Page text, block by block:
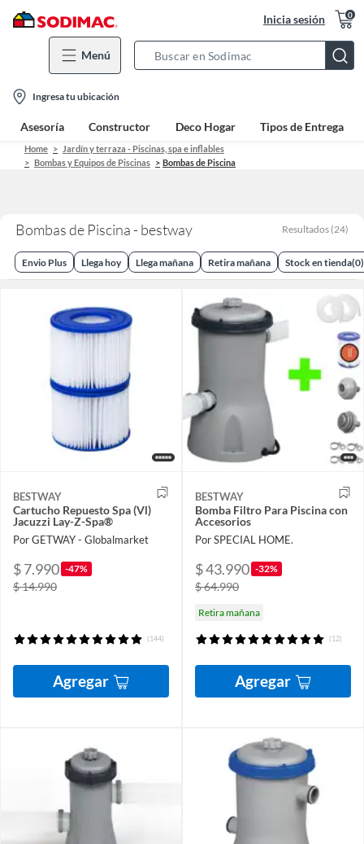
Inicia sesión 0
Menú
Bar
location-
icon
Ingresa tu ubicación
Asesoría Constructor Deco Hogar Tipos de Entrega
Home
Jardín y terraza - Piscinas, spa e inflables
Bombas y Equipos de Piscinas
Bombas de Piscina
Bombas de Piscina - bestway Resultados (24)
Envio Plus Llega hoy Llega mañana Retira mañana Stock en tienda(0)
BESTWAY
Cartucho Repuesto Spa (Vl)
Jacuzzi Lay-Z-Spa®
Por GETWAY - Globalmarket
$ 7.990 -47%
$ 14.990
(144)
Agregar
BESTWAY
Bomba Filtro Para Piscina con
Accesorios
Por SPECIAL HOME.
$ 43.990 -32%
$ 64.990
Retira mañana
(12)
Agregar